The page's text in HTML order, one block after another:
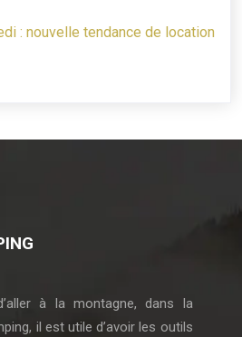
: nouvelle tendance de location
à la montagne, dans la
il est utile d’avoir les outils